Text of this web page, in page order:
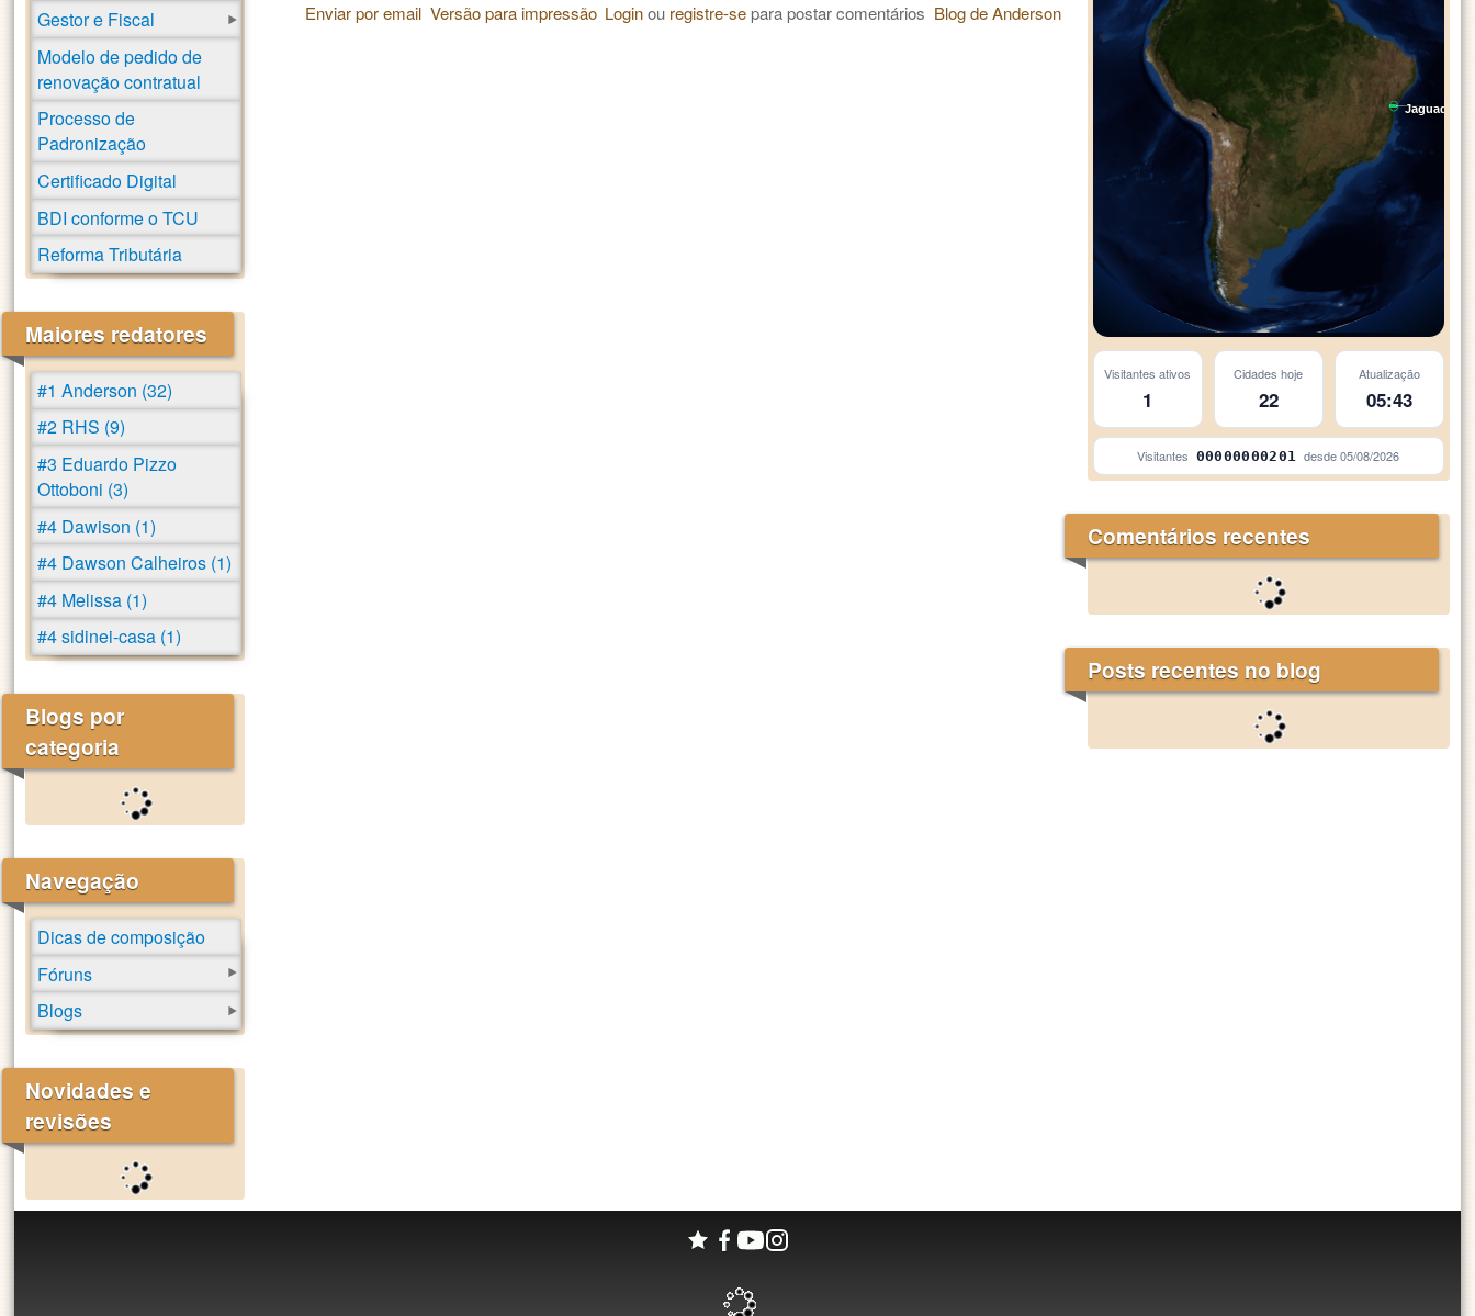
Blog de Anderson
Loginou registre-separa postar comentários
Versão para impressão
Enviar por email
Gestor e Fiscal
Modelo de pedido de
renovação contratual
Processo de
Padronização
Certificado Digital
BDI conforme o TCU
Reforma Tributária
Maiores redatores
#1 Anderson (32)
#2 RHS (9)
#3 Eduardo Pizzo
Ottoboni (3)
#4 Dawison (1)
#4 Dawson Calheiros (1)
#4 Melissa (1)
#4 sidinei-casa (1)
Blogs por
categoria
Navegação
Dicas de composição
Fóruns
Blogs
Novidades e
revisões
Visitantes ativos
1
Cidades hoje
22
Atualização
05:43
Visitantes 00000000201 desde05/08/2026
Comentários recentes
Posts recentes no blog